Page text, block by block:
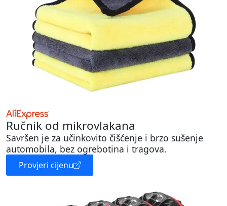
Ručnik od mikrovlakana
Savršen je za učinkovito čišćenje i brzo sušenje
automobila, bez ogrebotina i tragova.
Provjeri cijenu